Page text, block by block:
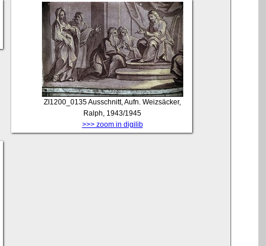
ZI1200_0135Ausschnitt, Aufn. Weizsäcker,
Ralph, 1943/1945
>>> zoom in digilib